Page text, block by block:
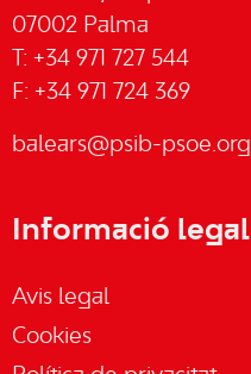
07002 Palma
T: +34 971 727 544
F: +34 971 724 369
balears@psib-psoe.org
Informació legal
Avis legal
Cookies